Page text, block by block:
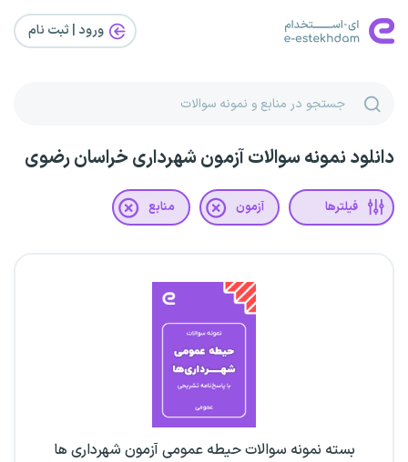
ورود | ثبت‌ نام
دانلود نمونه سوالات آزمون شهرداری خراسان رضوی
فیلترها آزمون منابع
بسته نمونه سوالات حیطه عمومی آزمون شهرداری ها